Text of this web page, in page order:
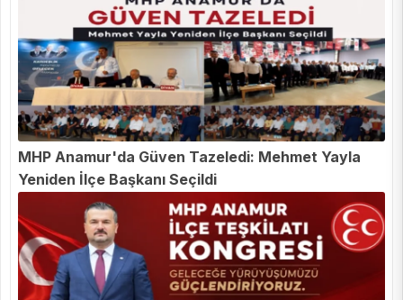
MHP Anamur'da Güven Tazeledi: Mehmet Yayla
Yeniden İlçe Başkanı Seçildi